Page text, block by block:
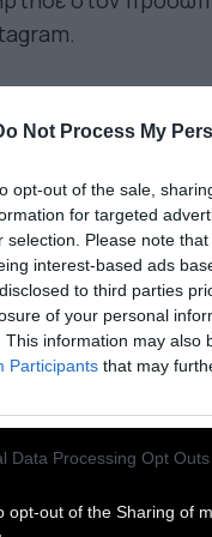
Not Process My
opt-out of the sale,
for targeted
selection. Please note
interest-based ads
to third parties
of your personal
This information may also
Participants that may
Data Processing Opt Outs
opt-out of the Sharing of
Τρίτης (14/12) η
μου κύκλο. Είναι
Κάθε είδους
και την λεκτική,
ειδικά
τότε. Δεν βγήκα
αλλά για
διαφορετικό
στο σημείο να
που θα ακούσεις".